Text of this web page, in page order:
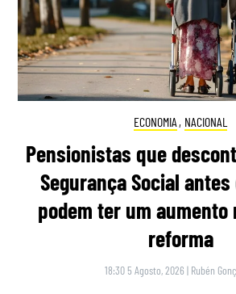
ECONOMIA , NACIONAL
Pensionistas que
Segurança Social
podem ter um aumento
reforma
18:30 5 Agosto, 2026 | Rubén